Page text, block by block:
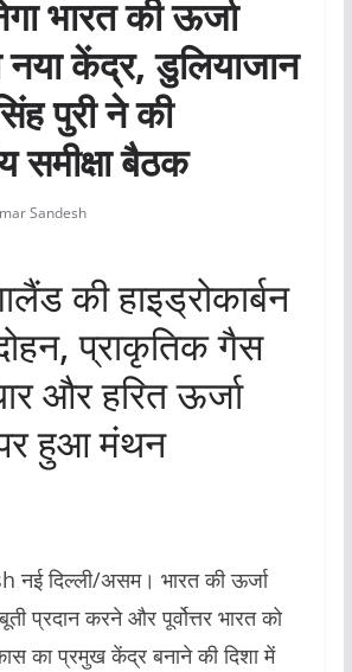
भारत की ऊर्जा
नया केंद्र, डुलियाजान
पुरी ने की
समीक्षा बैठक
Sandesh
की हाइड्रोकार्बन
प्राकृतिक गैस
और हरित ऊर्जा
हुआ मंथन
दिल्ली/असम। भारत की ऊर्जा
प्रदान करने और पूर्वोत्तर भारत को
का प्रमुख केंद्र बनाने की दिशा में